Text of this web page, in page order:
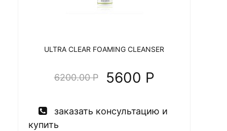
ULTRA CLEAR FOAMING CLEANSER
6200.00 P 5600 P
заказать консультацию и
купить